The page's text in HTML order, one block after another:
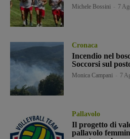
Michele Bossini 7
Cronaca
Incendio nel
Soccorsi sul
Monica Campani 7
Pallavolo
Il progetto di
pallavolo